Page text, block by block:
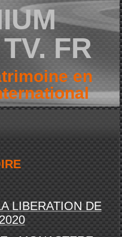
FR
en
LIBERATION DE